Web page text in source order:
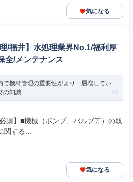
気になる
/福井】水処理業界No.1/福利厚
全/メンテナンス
で機材管理の重要性がより一層増してい
の知識...
須】■機械（ポンプ、バルブ等）の取
関する...
気になる